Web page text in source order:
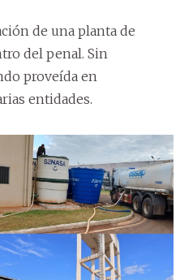
de una planta de
del penal. Sin
proveída en
entidades.